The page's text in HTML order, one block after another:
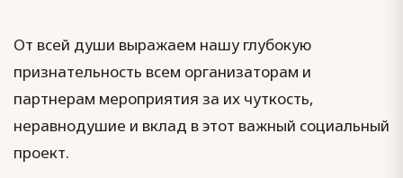
От всей души выражаем нашу глубокую
признательность всем организаторам и
партнерам мероприятия за их чуткость,
неравнодушие и вклад в этот важный социальный
проект.